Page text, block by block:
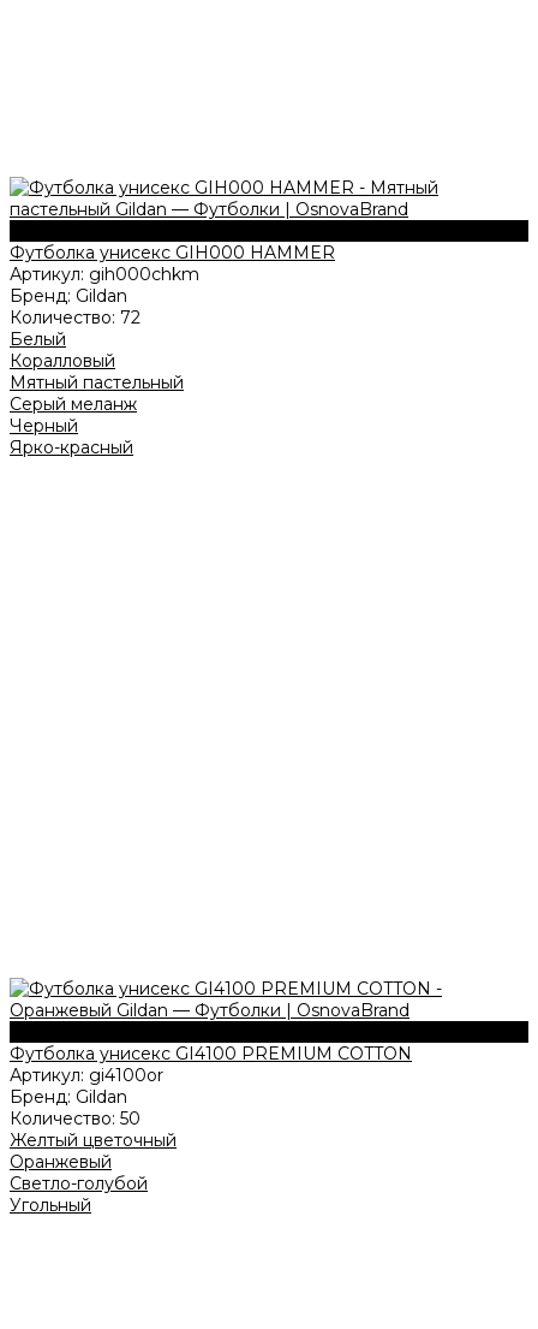
Футболка унисекс GIH000 HAMMER
Артикул: gih000chkm
Бренд: Gildan
Количество: 72
Белый
Коралловый
Мятный пастельный
Серый меланж
Черный
Ярко-красный
Футболка унисекс GI4100 PREMIUM COTTON
Артикул: gi4100or
Бренд: Gildan
Количество: 50
Желтый цветочный
Оранжевый
Светло-голубой
Угольный